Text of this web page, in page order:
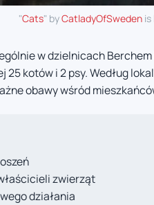
"Cats" byCatladyOfSwedenis
w dzielnicach
25 kotów i 2 psy. Według
obawy wśród
zwierząt
działania